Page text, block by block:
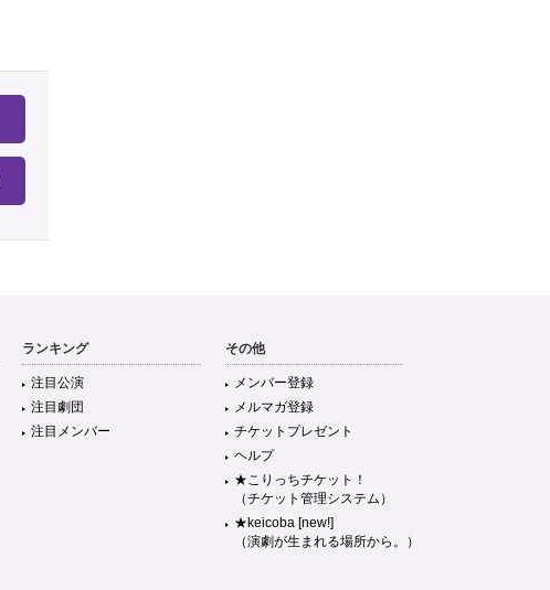
ランキング
注目公演
注目劇団
注目メンバー
その他
メンバー登録
メルマガ登録
チケットプレゼント
ヘルプ
★こりっちチケット！
（チケット管理システム）
★keicoba [new!]
（演劇が生まれる場所から。）